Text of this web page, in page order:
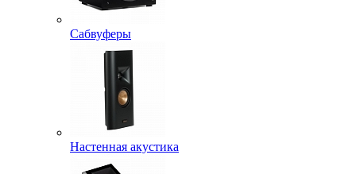
Сабвуферы
Настенная акустика